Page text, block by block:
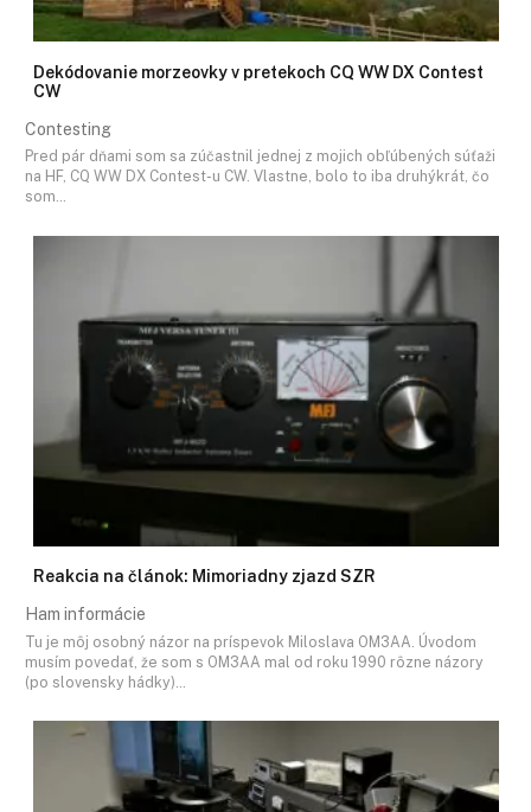
Dekódovanie morzeovky v pretekoch CQ WW DX Contest
CW
Contesting
Pred pár dňami som sa zúčastnil jednej z mojich obľúbených súťaži
na HF, CQ WW DX Contest-u CW. Vlastne, bolo to iba druhýkrát, čo
som…
Reakcia na článok: Mimoriadny zjazd SZR
Ham informácie
Tu je môj osobný názor na príspevok Miloslava OM3AA. Úvodom
musím povedať, že som s OM3AA mal od roku 1990 rôzne názory
(po slovensky hádky)…